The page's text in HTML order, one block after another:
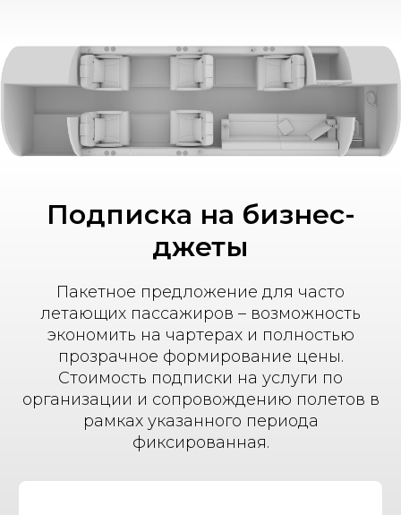
Подписка на бизнес-
джеты
Пакетное предложение для часто
летающих пассажиров – возможность
экономить на чартерах и полностью
прозрачное формирование цены.
Стоимость подписки на услуги по
организации и сопровождению полетов в
рамках указанного периода
фиксированная.